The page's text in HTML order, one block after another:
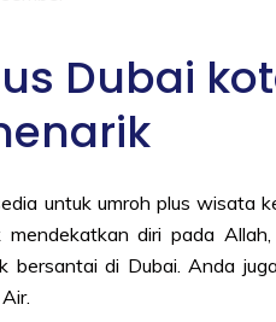
Dubai
untuk umroh plus wisata
mendekatkan diri pada
bersantai di Dubai. Anda